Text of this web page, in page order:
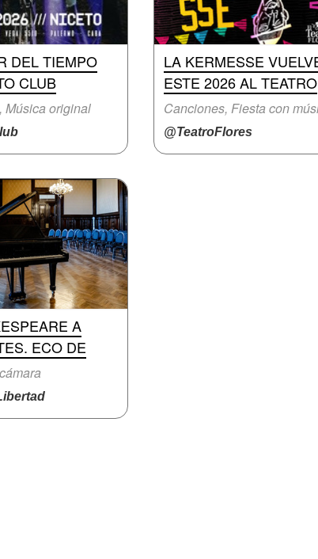
DEL TIEMPO
CLUB
Música original
LA KERMESSE
ESTE 2026 AL TEATRO
@TeatroFlores
A
ECO DE